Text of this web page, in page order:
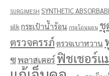
SURGIMESH SYNTHETIC
silk กระเป๋าน้ำร้อน กระโถนนอน ชุ
ตรวจครรภ์ตรวจเบาหวาน
ซพลาสเตอร์ฟิชเชอร์แ